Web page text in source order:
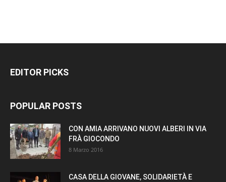
EDITOR PICKS
POPULAR POSTS
CON AMIA ARRIVANO NUOVI ALBERI IN VIA
FRÀ GIOCONDO
8 Marzo 2016
CASA DELLA GIOVANE, SOLIDARIETÀ E